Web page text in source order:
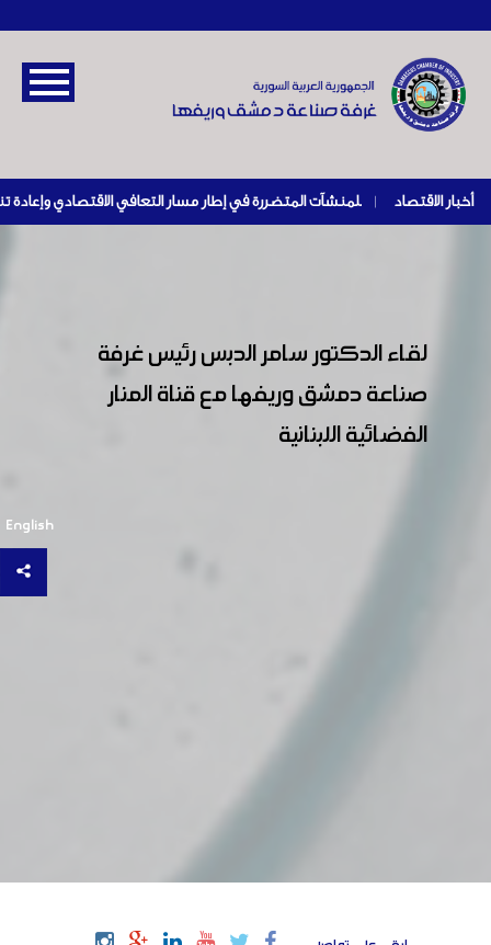
أخبار الاقتصاد |
English
لقاء الدكتور سامر الدبس رئيس غرفة
صناعة دمشق وريفها مع قناة المنار
الفضائية اللبنانية